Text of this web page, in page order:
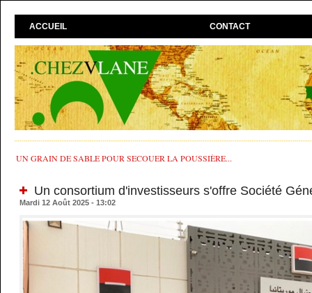
ACCUEIL CONTACT
UN GRAIN DE SABLE POUR SECOUER LA POUSSIÈRE...
Un consortium d'investisseurs s'offre Société
Mardi 12 Août 2025 - 13:02